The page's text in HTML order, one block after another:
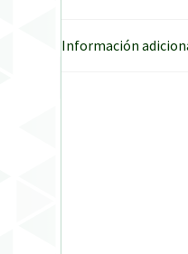
Información